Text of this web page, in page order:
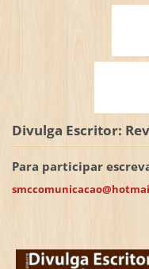
Divulga Escritor:
Para participar